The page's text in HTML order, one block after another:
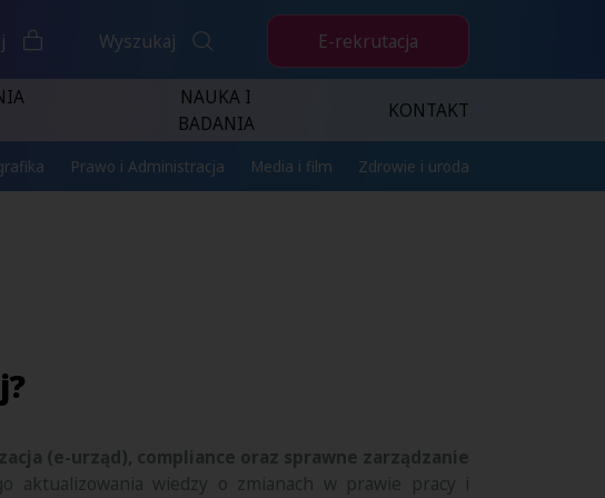
Wyszukaj E-rekrutacja
NAUKA I
BADANIA
KONTAKT
Prawo i Administracja Media i film Zdrowie i uroda
(e-urząd), compliance oraz sprawne zarządzanie
aktualizowania wiedzy o zmianach w prawie pracy i